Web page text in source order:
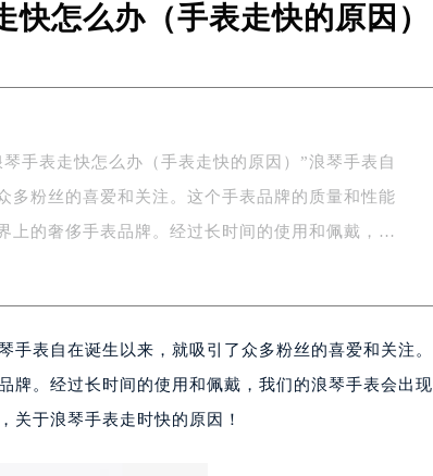
快怎么办（手表走快的原因）
手表走快怎么办（手表走快的原因）”浪琴手表自
多粉丝的喜爱和关注。这个手表品牌的质量和性能
上的奢侈手表品牌。经过长时间的使用和佩戴，
表自在诞生以来，就吸引了众多粉丝的喜爱和关注。
牌。经过长时间的使用和佩戴，我们的浪琴手表会出现
关于浪琴手表走时快的原因！